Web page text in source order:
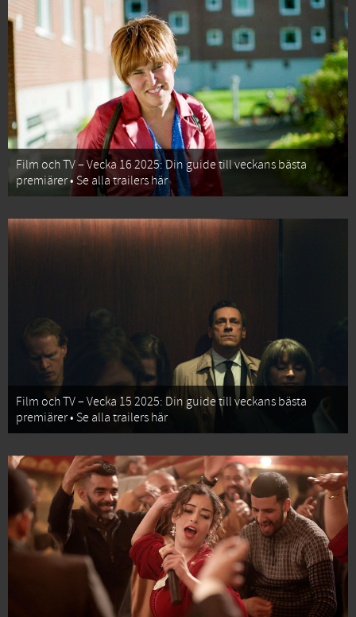
Film och TV – Vecka 16 2025: Din guide till veckans bästa
premiärer • Se alla trailers här
Film och TV – Vecka 15 2025: Din guide till veckans bästa
premiärer • Se alla trailers här